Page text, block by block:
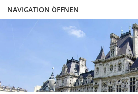
NAVIGATION ÖFFNEN